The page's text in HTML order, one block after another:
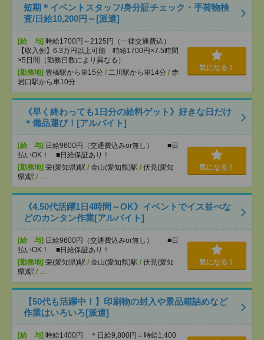
短期＊イベントスタッフ/身分証チェック・手荷物検
査/日給10,200円～[派遣]
[給 与] 時給1700円～2125円（一律交通費込）
【収入例】6.3万円以上可能 時給1700円×7.5時間
×5日間（勤務日数により異なる）
[勤務地] 豊橋駅から車15分 / 二川駅から車14分 / 赤
岩口駅から車10分
気になる！
《早く終わっても1日分の給料ゲット》好きな日だけ
＊備品運び！[アルバイト]
[給 与] 日給9600円（交通費込みor無し） ■日
払いOK！ ■日給保証あり！
[勤務地] 栄(愛知県)駅 / 金山(愛知県)駅 / 伏見(愛知
県)駅 / …
気になる！
《4.50代活躍1日4時間～OK》イベントでイス並べな
どのカンタン作業[アルバイト]
[給 与] 日給9600円（交通費込みor無し） ■日
払いOK！ ■日給保証あり！
[勤務地] 栄(愛知県)駅 / 金山(愛知県)駅 / 伏見(愛知
県)駅 / …
気になる！
【50代も活躍中！】印刷物の封入や景品箱詰めなど
作業はいろいろ[派遣]
[給 与] 時給1400円 ＊日給9,800円＝時給1,400